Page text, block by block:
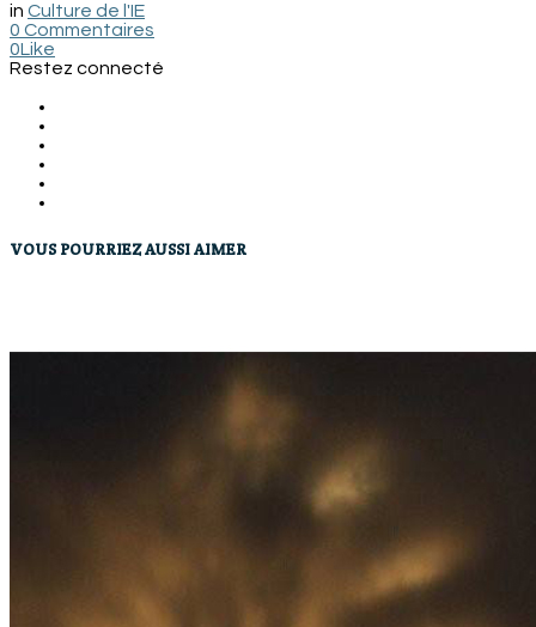
in Culture de l'IE
0 Commentaires
0Like
Restez connecté
VOUS POURRIEZ AUSSI AIMER